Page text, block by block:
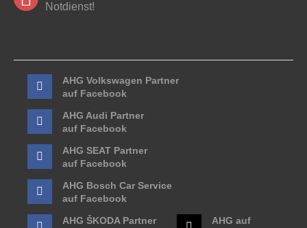
Notdienst!
AHG Volkswagen Partner
auf Facebook
AHG Audi Partner
auf Facebook
AHG SEAT Partner
auf Facebook
AHG Bosch Car Service
auf Facebook
AHG ŠKODA Partner
AHG auf